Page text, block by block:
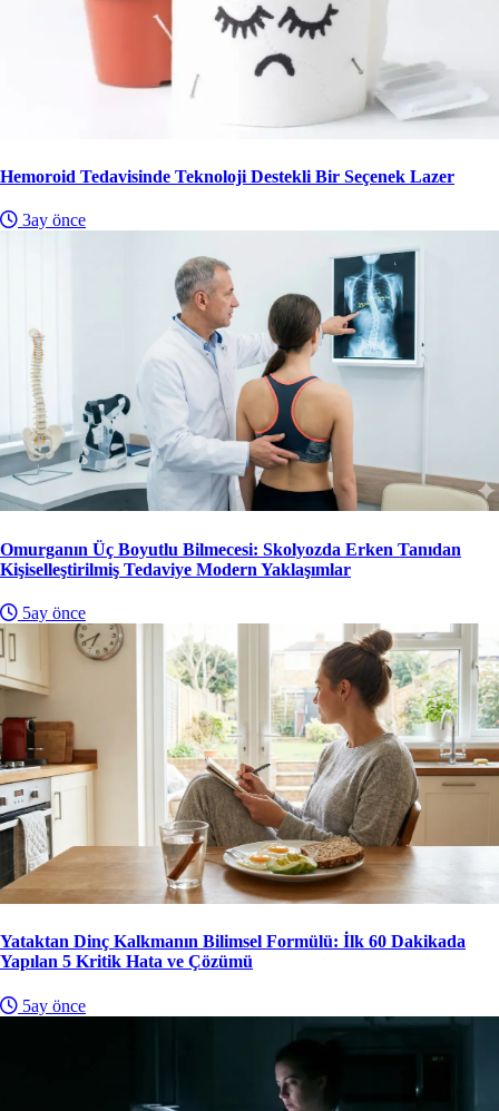
Hemoroid Tedavisinde Teknoloji Destekli Bir Seçenek Lazer
3ay önce
Omurganın Üç Boyutlu Bilmecesi: Skolyozda Erken Tanıdan
Kişiselleştirilmiş Tedaviye Modern Yaklaşımlar
5ay önce
Yataktan Dinç Kalkmanın Bilimsel Formülü: İlk 60 Dakikada
Yapılan 5 Kritik Hata ve Çözümü
5ay önce